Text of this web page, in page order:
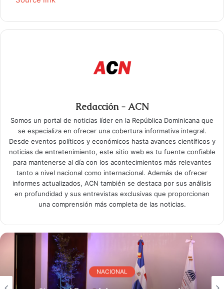
Redacción - ACN
Somos un portal de noticias líder en la República Dominicana que
se especializa en ofrecer una cobertura informativa integral.
Desde eventos políticos y económicos hasta avances científicos y
noticias de entretenimiento, este sitio web es tu fuente confiable
para mantenerse al día con los acontecimientos más relevantes
tanto a nivel nacional como internacional. Además de ofrecer
informes actualizados, ACN también se destaca por sus análisis
en profundidad y sus entrevistas exclusivas que proporcionan
una comprensión más completa de las noticias.
NACIONAL